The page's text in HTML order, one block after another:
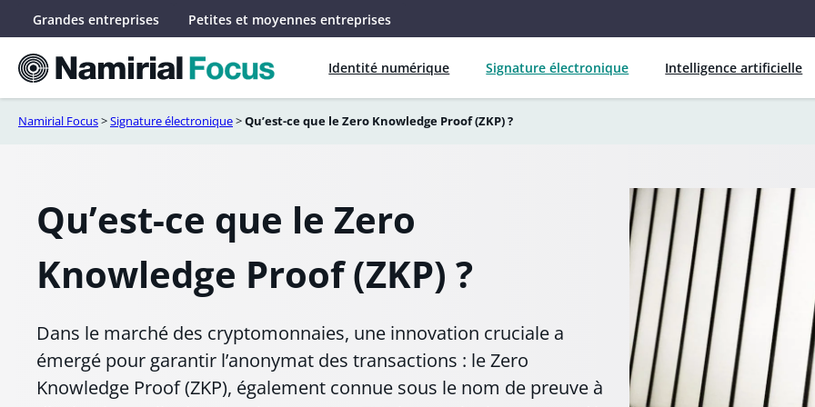
contenu
Grandes entreprises Petites et moyennes entreprises
Identité numérique Signature électronique Intelligence artificielle
Namirial Focus>Signature électronique>Qu’est-ce que le Zero Knowledge Proof (ZKP) ?
Qu’est-ce que le Zero
Knowledge Proof (ZKP) ?
Dans le marché des cryptomonnaies, une innovation cruciale a
émergé pour garantir l’anonymat des transactions : le Zero
Knowledge Proof (ZKP), également connue sous le nom de preuve à